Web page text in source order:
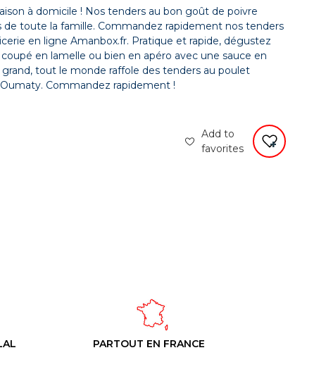
à domicile ! Nos tenders au bon goût de poivre
de toute la famille. Commandez rapidement nos tenders
en ligne Amanbox.fr. Pratique et rapide, dégustez
en lamelle ou bien en apéro avec une sauce en
tout le monde raffole des tenders au poulet
Commandez rapidement !
Add to
favorites
PARTOUT EN FRANCE